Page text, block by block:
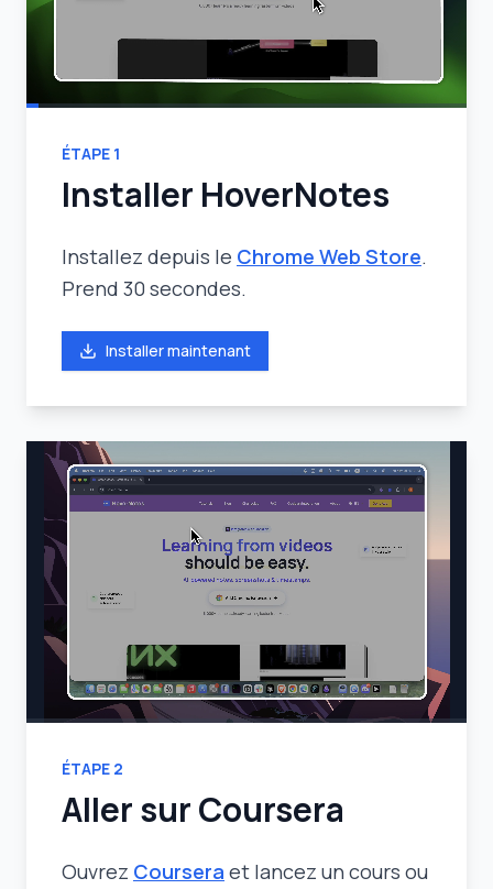
ÉTAPE 1
Installer HoverNotes
Installez depuis le Chrome Web Store.
Prend 30 secondes.
Installer maintenant
ÉTAPE 2
Aller sur Coursera
Ouvrez Coursera et lancez un cours ou